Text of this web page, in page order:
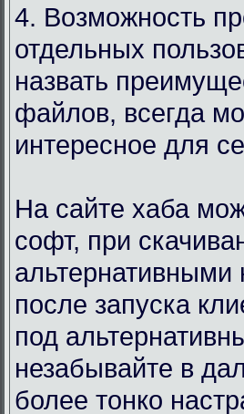
4. Возможность
отдельных
назвать
файлов, всегда
интересное для
На сайте хаба
софт, при
альтернативными
после запуска
под
незабывайте в
более тонко